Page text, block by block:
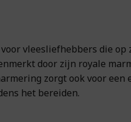
vleesliefhebbers die op
door zijn royale
zorgt ook voor
het bereiden.